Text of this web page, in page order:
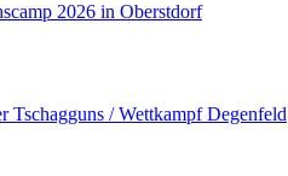
2026 in Oberstdorf
Tschagguns / Wettkampf Degenfeld